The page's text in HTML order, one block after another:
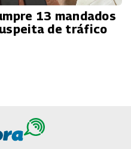
13 mandados
de tráfico